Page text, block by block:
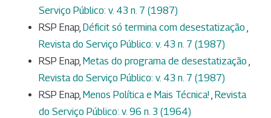
Serviço Público: v. 43 n. 7 (1987)
RSP Enap, Déficit só termina com desestatização
Revista do Serviço Público: v. 43 n. 7 (1987)
RSP Enap, Metas do programa de desestatização
Revista do Serviço Público: v. 43 n. 7 (1987)
RSP Enap, Menos Política e Mais Técnica! Revista
do Serviço Público: v. 96 n. 3 (1964)